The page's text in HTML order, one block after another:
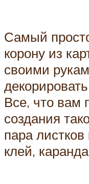
Самый
корону из
своими
Все, что вам
создания
пара
клей,